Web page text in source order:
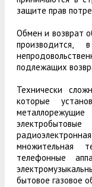
защите прав
Обмен и возврат
подлежащих
Технически
которые
множительная
телефонные
бытовое газовое